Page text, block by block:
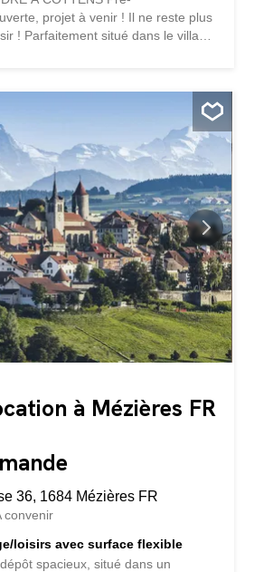
projet à venir ! Il ne reste plus
! Parfaitement situé dans le village
pour la région, à proximité
commodités. Ce beau projet de vie
de 8 villas contiguës réparties
de 5.5 pièces. Chaque villa
privatif et d'une terrasse sur le toit,
photovoltaïques intégrés en
seront votre lieu de vie idéal et
le confort nécessaire. Le choix du
vous donnera de nombreuses
les espaces. Par exemple, équipé
étage avec...
à Mézières FR
36, 1684 Mézières FR
convenir
loisirs avec surface flexible
spacieux, situé dans un